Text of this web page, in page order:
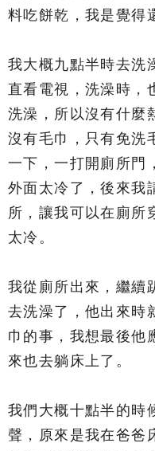
料吃餅乾，我是覺得
我大概九點半時去洗
直看電視，洗澡時，
洗澡，所以沒有什麼
沒有毛巾，只有免洗
一下，一打開廁所門
外面太冷了，後來我
所，讓我可以在廁所
太冷。
我從廁所出來，繼續
去洗澡了，他出來時
巾的事，我想最後他
來也去躺床上了。
我們大概十點半的時
聲，原來是我在爸爸